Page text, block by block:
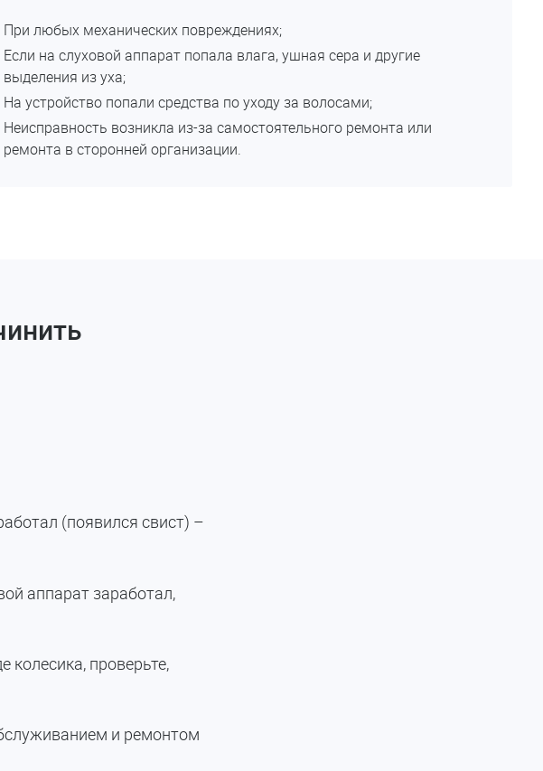
При любых механических повреждениях;
Если на слуховой аппарат попала влага, ушная сера и другие
выделения из уха;
На устройство попали средства по уходу за волосами;
Неисправность возникла из-за самостоятельного ремонта или
ремонта в сторонней организации.
(появился свист) –
аппарат заработал,
колесика, проверьте,
и ремонтом